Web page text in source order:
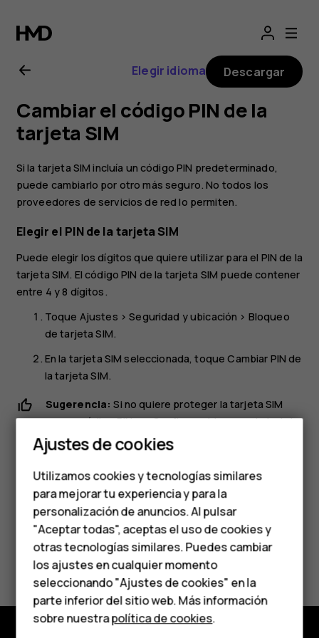
Guía
del
usuario
de
Nokia
2.1
Smartphones
Teléfonos clásicos
Teléfonos para
personas mayores
Accesorios
HMD Terra M
Para empresas
Tabletas
Elegir idioma Descargar
Cambiar el código PIN de la
tarjeta SIM
Si la tarjeta SIM incluía un código PIN predeterminado,
puede cambiarlo por otro más seguro. No todos los
proveedores de servicios de red lo permiten.
Elegir el PIN de la tarjeta SIM
Puede elegir los dígitos que quiere utilizar para el PIN de la
tarjeta SIM. El código PIN de la tarjeta SIM puede contener
entre 4 y 8 dígitos.
Toque Ajustes >Seguridad y ubicación > Bloqueo
de tarjeta SIM.
En la tarjeta SIM seleccionada, toqueCambiar PIN de
la tarjeta SIM.
Sugerencia: Si no quiere proteger la tarjeta SIM
con un código PIN, en Configurar bloqueo de tarjeta
SIM, cambieBloquear tarjeta SIM
escriba su PIN actual.
¿Te ha parecido útil?
Sí No
Ajustes de cookies
Utilizamos cookies y tecnologías similares
para mejorar tu experiencia y para la
personalización de anuncios. Al pulsar
"Aceptar todas", aceptas el uso de cookies y
otras tecnologías similares. Puedes cambiar
los ajustes en cualquier momento
seleccionando "Ajustes de cookies" en la
parte inferior del sitio web. Más información
sobre nuestrapolítica de cookies.